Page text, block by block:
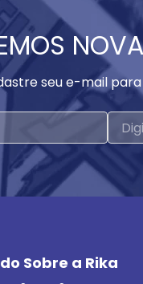
seu e-mail
Sobre a Rika